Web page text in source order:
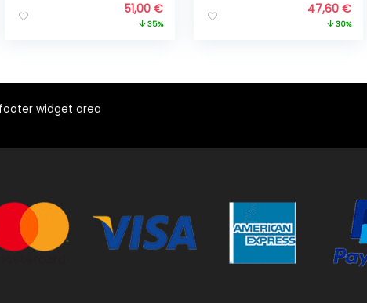
51,00 €
35%
47,60€
30%
widget area